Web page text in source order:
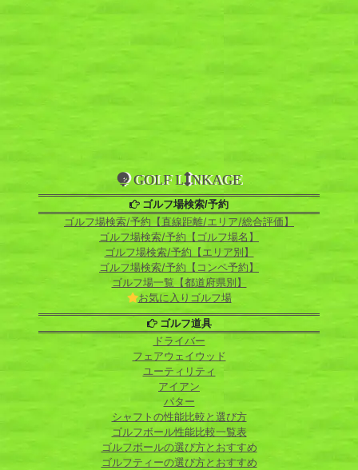
GOLF L NKAGE
ゴルフ場検索/予約
ゴルフ場検索/予約【直線距離/エリア/総合評価】
ゴルフ場検索/予約【ゴルフ場名】
ゴルフ場検索/予約【エリア別】
ゴルフ場検索/予約【コンペ予約】
ゴルフ場一覧【都道府県別】
お気に入りゴルフ場
ゴルフ道具
ドライバー
フェアウェイウッド
ユーティリティ
アイアン
パター
シャフトの性能比較と選び方
ゴルフボール性能比較一覧表
ゴルフボールの選び方とおすすめ
ゴルフティーの選び方とおすすめ